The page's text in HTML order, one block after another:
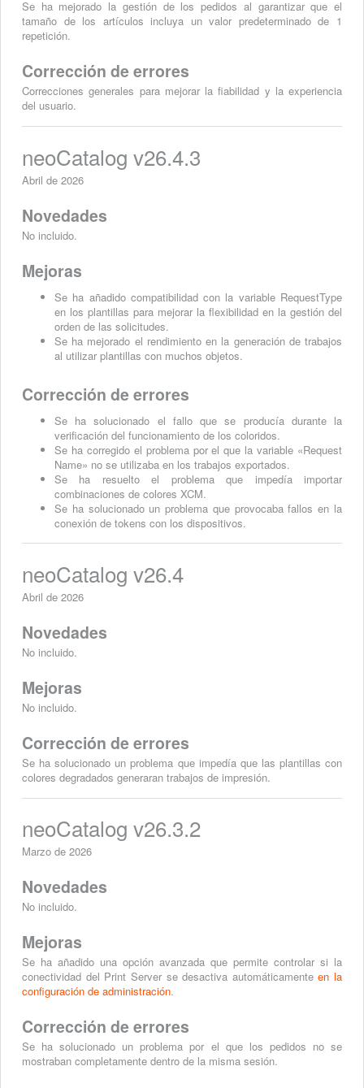
Se ha mejorado la gestión de los pedidos al garantizar que el
tamaño de los artículos incluya un valor predeterminado de 1
repetición.
Corrección de errores
Correcciones generales para mejorar la fiabilidad y la experiencia
del usuario.
neoCatalog v26.4.3
Abril de 2026
Novedades
No incluido.
Mejoras
Se ha añadido compatibilidad con la variable RequestType
en los plantillas para mejorar la flexibilidad en la gestión del
orden de las solicitudes.
Se ha mejorado el rendimiento en la generación de trabajos
al utilizar plantillas con muchos objetos.
Corrección de errores
Se ha solucionado el fallo que se producía durante la
verificación del funcionamiento de los coloridos.
Se ha corregido el problema por el que la variable «Request
Name» no se utilizaba en los trabajos exportados.
Se ha resuelto el problema que impedía importar
combinaciones de colores XCM.
Se ha solucionado un problema que provocaba fallos en la
conexión de tokens con los dispositivos.
neoCatalog v26.4
Abril de 2026
Novedades
No incluido.
Mejoras
No incluido.
Corrección de errores
Se ha solucionado un problema que impedía que las plantillas con
colores degradados generaran trabajos de impresión.
neoCatalog v26.3.2
Marzo de 2026
Novedades
No incluido.
Mejoras
Se ha añadido una opción avanzada que permite controlar si la
conectividad del Print Server se desactiva automáticamenteen la
configuración de administración.
Corrección de errores
Se ha solucionado un problema por el que los pedidos no se
mostraban completamente dentro de la misma sesión.